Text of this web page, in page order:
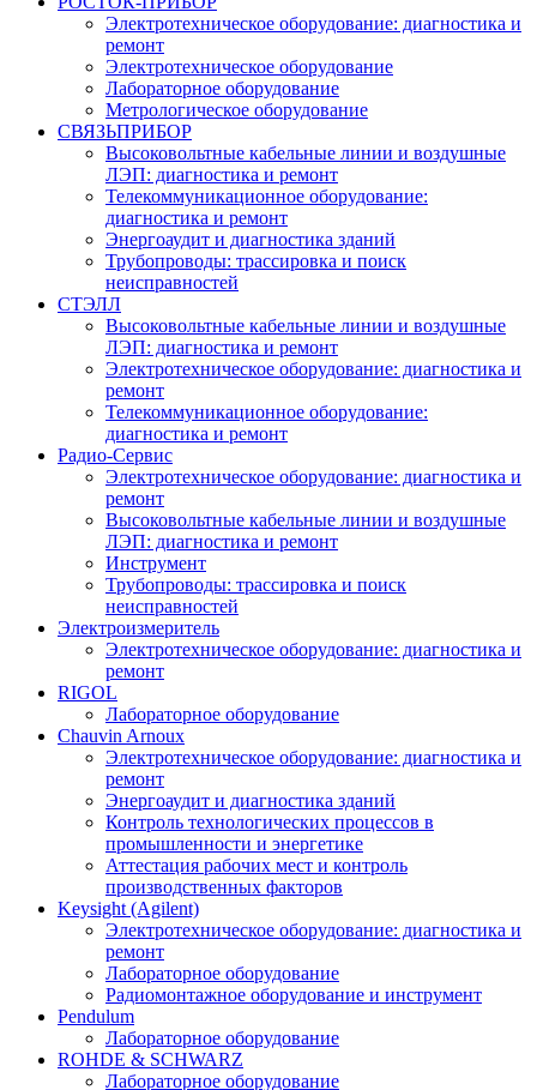
Электротехническое оборудование: диагностика и
ремонт
Электротехническое оборудование
Лабораторное оборудование
Метрологическое оборудование
СВЯЗЬПРИБОР
Высоковольтные кабельные линии и воздушные
ЛЭП: диагностика и ремонт
Телекоммуникационное оборудование:
диагностика и ремонт
Энергоаудит и диагностика зданий
Трубопроводы: трассировка и поиск
неисправностей
СТЭЛЛ
Высоковольтные кабельные линии и воздушные
ЛЭП: диагностика и ремонт
Электротехническое оборудование: диагностика и
ремонт
Телекоммуникационное оборудование:
диагностика и ремонт
Радио-Cервис
Электротехническое оборудование: диагностика и
ремонт
Высоковольтные кабельные линии и воздушные
ЛЭП: диагностика и ремонт
Инструмент
Трубопроводы: трассировка и поиск
неисправностей
Электроизмеритель
Электротехническое оборудование: диагностика и
ремонт
RIGOL
Лабораторное оборудование
Chauvin Arnoux
Электротехническое оборудование: диагностика и
ремонт
Энергоаудит и диагностика зданий
Контроль технологических процессов в
промышленности и энергетике
Аттестация рабочих мест и контроль
производственных факторов
Keysight (Agilent)
Электротехническое оборудование: диагностика и
ремонт
Лабораторное оборудование
Радиомонтажное оборудование и инструмент
Pendulum
Лабораторное оборудование
ROHDE & SCHWARZ
Лабораторное оборудование